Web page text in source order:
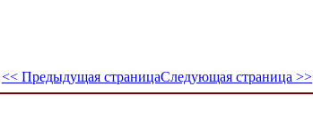
<< Предыдущая страницаСледующая страница >>